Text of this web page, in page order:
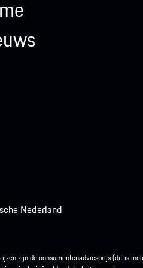
Nederland
zijn de consumentenadviesprijs (dit is